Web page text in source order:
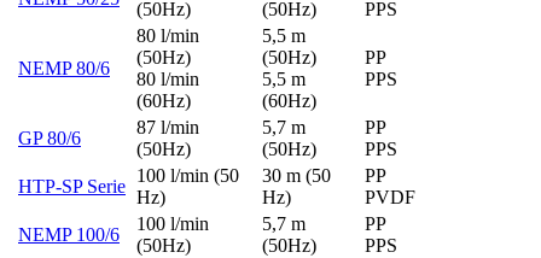
(50Hz)
(50Hz)
PPS
NEMP 80/6
80 l/min
(50Hz)
80 l/min
(60Hz)
5,5 m
(50Hz)
5,5 m
(60Hz)
PP
PPS
GP 80/6
87 l/min
(50Hz)
5,7 m
(50Hz)
PP
PPS
HTP-SP Serie
100 l/min (50
Hz)
30 m (50
Hz)
PP
PVDF
NEMP 100/6
100 l/min
(50Hz)
5,7 m
(50Hz)
PP
PPS